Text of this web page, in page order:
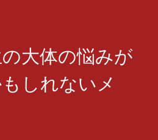
の大体の悩みが
しれないメ